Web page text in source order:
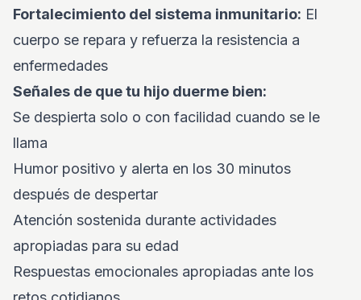
Fortalecimiento del sistema inmunitario: El
cuerpo se repara y refuerza la resistencia a
enfermedades
Señales de que tu hijo duerme bien:
Se despierta solo o con facilidad cuando se le
llama
Humor positivo y alerta en los 30 minutos
después de despertar
Atención sostenida durante actividades
apropiadas para su edad
Respuestas emocionales apropiadas ante los